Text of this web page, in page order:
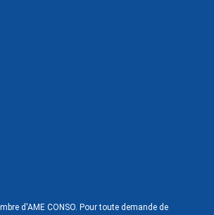
d'AME CONSO. Pour toute demande de